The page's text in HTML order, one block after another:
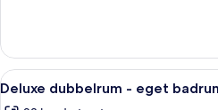
tvåbäddsrum
eget
Öppna
alla
9
Deluxe dubbelrum - eget